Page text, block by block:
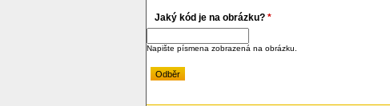
Jaký kód je na obrázku? *
Napište písmena zobrazená na obrázku.